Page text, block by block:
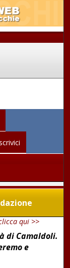
qui >>
di Camaldoli.
e